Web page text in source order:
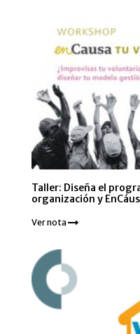
Taller: Diseña el
organización y
Ver nota